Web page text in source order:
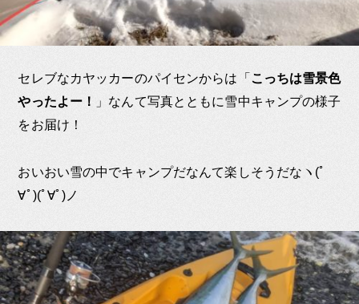
セレブなカヤッカーのパイセンからは「 こっちは雪景色
やったよー！
」なんて写真とともに雪中キャンプの様子
をお届け！
おいおい雪の中でキャンプだなんて楽しそうだなヽ(ﾟ
∀ﾟ)(ﾟ∀ﾟ)ノ